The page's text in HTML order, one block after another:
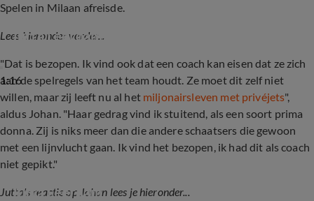
Spelen in Milaan afreisde.
Lees hieronder verder...
1:16
Jutta Leerdam: ‘Dat is bezopen!’
"Dat is bezopen. Ik vind ook dat een coach kan eisen dat ze zich
aan de spelregels van het team houdt. Ze moet dit zelf niet
willen, maar zij leeft nu al het miljonairsleven met privéjets",
aldus Johan. "Haar gedrag vind ik stuitend, als een soort prima
donna. Zij is niks meer dan die andere schaatsers die gewoon
met een lijnvlucht gaan. Ik vind het bezopen, ik had dit als coach
niet gepikt."
Jutta's reactie op Johan lees je hieronder...
Shownieuws-tafel bespreekt kritiek rondom
Jutta Leerdam